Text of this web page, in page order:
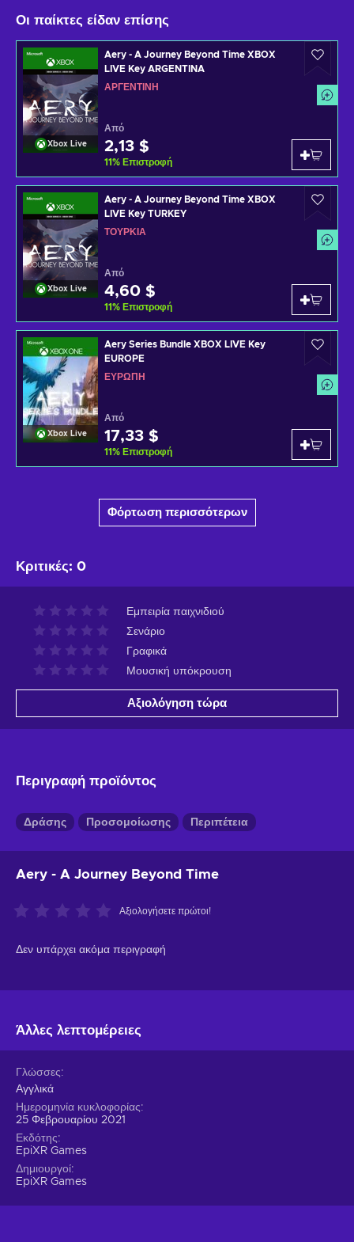
Οι παίκτες είδαν επίσης
Xbox Live
Aery - A Journey Beyond Time XBOX
LIVE Key ARGENTINA
ΑΡΓΕΝΤΊΝΗ
Από
2,13 $
11% Επιστροφή
Xbox Live
Aery - A Journey Beyond Time XBOX
LIVE Key TURKEY
ΤΟΥΡΚΊΑ
Από
4,60 $
11% Επιστροφή
Xbox Live
Aery Series Bundle XBOX LIVE Key
EUROPE
ΕΥΡΏΠΗ
Από
17,33 $
11% Επιστροφή
Φόρτωση περισσότερων
Κριτικές: 0
Εμπειρία παιχνιδιού
Σενάριο
Γραφικά
Μουσική υπόκρουση
Αξιολόγηση τώρα
Περιγραφή προϊόντος
Δράσης Προσομοίωσης Περιπέτεια
Aery - A Journey Beyond Time
Αξιολογήσετε πρώτοι!
Δεν υπάρχει ακόμα περιγραφή
Άλλες λεπτομέρειες
Γλώσσες
Αγγλικά
Ημερομηνία κυκλοφορίας
25 Φεβρουαρίου 2021
Εκδότης
EpiXR Games
Δημιουργοί
EpiXR Games